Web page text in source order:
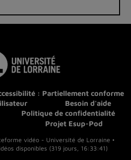
: Partiellement conforme
Besoin d'aide
Politique de confidentialité
Projet Esup-Pod
vidéo - Université de Lorraine •
disponibles (319 jours, 16:33:41)